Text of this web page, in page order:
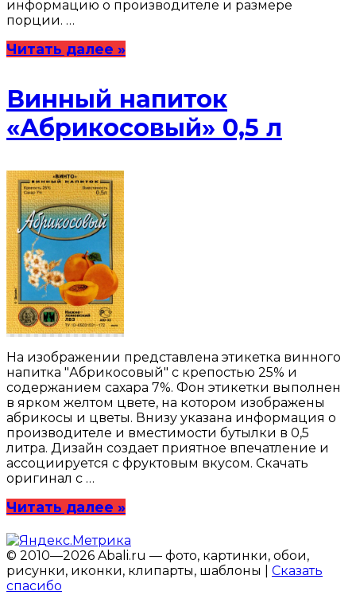
информацию о производителе и размере
порции. …
Читать далее »
Винный напиток
«Абрикосовый» 0,5 л
На изображении представлена этикетка винного
напитка "Абрикосовый" с крепостью 25% и
содержанием сахара 7%. Фон этикетки выполнен
в ярком желтом цвете, на котором изображены
абрикосы и цветы. Внизу указана информация о
производителе и вместимости бутылки в 0,5
литра. Дизайн создает приятное впечатление и
ассоциируется с фруктовым вкусом. Скачать
оригинал с …
Читать далее »
© 2010—2026 Abali.ru — фото, картинки, обои,
рисунки, иконки, клипарты, шаблоны | Сказать
спасибо